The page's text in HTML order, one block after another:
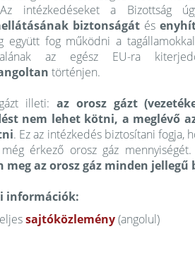
intézkedéseket a Bizottság
biztonságát és
együtt fog működni a
az egész EU-ra
történjen.
illeti: az orosz gázt
nem lehet kötni, a meglévő
. Ez az intézkedés biztosítani fogja,
érkező orosz gáz
meg az orosz gáz minden jellegű
információk:
sajtóközlemény(angolul)